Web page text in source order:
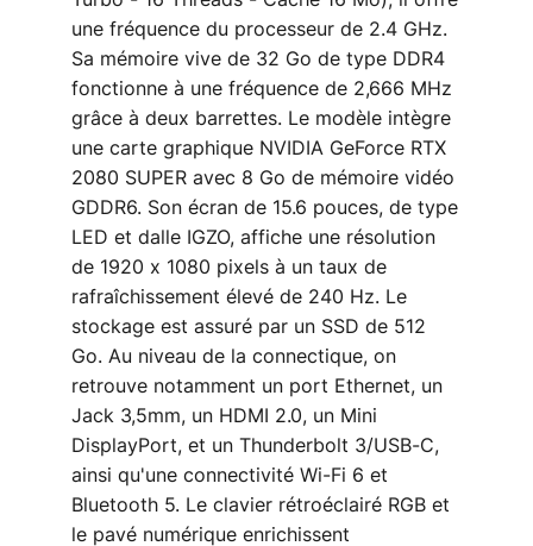
une fréquence du processeur de 2.4 GHz.
Sa mémoire vive de 32 Go de type DDR4
fonctionne à une fréquence de 2,666 MHz
grâce à deux barrettes. Le modèle intègre
une carte graphique NVIDIA GeForce RTX
2080 SUPER avec 8 Go de mémoire vidéo
GDDR6. Son écran de 15.6 pouces, de type
LED et dalle IGZO, affiche une résolution
de 1920 x 1080 pixels à un taux de
rafraîchissement élevé de 240 Hz. Le
stockage est assuré par un SSD de 512
Go. Au niveau de la connectique, on
retrouve notamment un port Ethernet, un
Jack 3,5mm, un HDMI 2.0, un Mini
DisplayPort, et un Thunderbolt 3/USB-C,
ainsi qu'une connectivité Wi-Fi 6 et
Bluetooth 5. Le clavier rétroéclairé RGB et
le pavé numérique enrichissent